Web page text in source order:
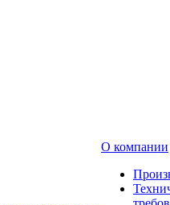
О компании